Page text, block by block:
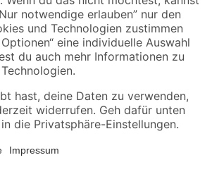
gesetzl. MwSt.. Die dargestellten Angebote sind unter
verfügbar. Die angegebenen Verfügbarkeiten beziehen
reicht.
gilt nicht für Artikel mit Speditionsversand, hier